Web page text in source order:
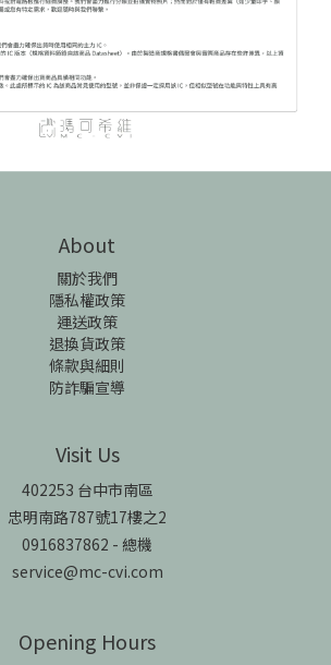
About
關於我們
隱私權政策
運送政策
退換貨政策
條款與細則
防詐騙宣導
Visit Us
402253 台中市南區
忠明南路787號17樓之2
0916837862 - 總機
service@mc-cvi.com
Opening Hours